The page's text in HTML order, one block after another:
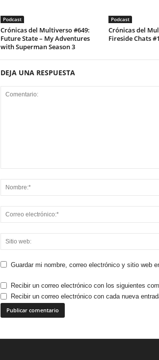
Podcast
Crónicas del Multiverso #649:
Future State – My Adventures
with Superman Season 3
Podcast
Crónicas del
Fireside Chats
DEJA UNA RESPUESTA
Guardar mi nombre, correo electrónico y sitio web
Recibir un correo electrónico con los siguientes
Recibir un correo electrónico con cada nueva